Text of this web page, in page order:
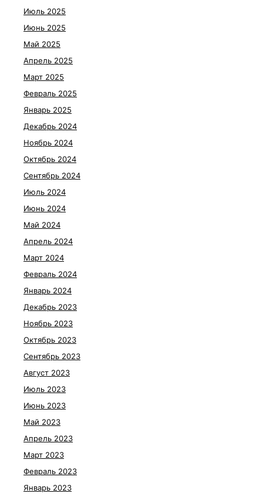
Июль 2025
Июнь 2025
Май 2025
Апрель 2025
Март 2025
Февраль 2025
Январь 2025
Декабрь 2024
Ноябрь 2024
Октябрь 2024
Сентябрь 2024
Июль 2024
Июнь 2024
Май 2024
Апрель 2024
Март 2024
Февраль 2024
Январь 2024
Декабрь 2023
Ноябрь 2023
Октябрь 2023
Сентябрь 2023
Август 2023
Июль 2023
Июнь 2023
Май 2023
Апрель 2023
Март 2023
Февраль 2023
Январь 2023